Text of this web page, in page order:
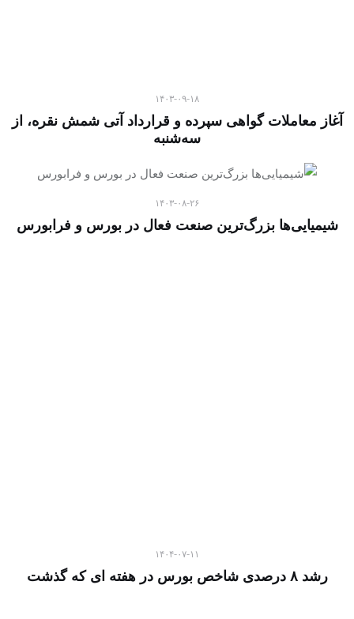
۱۴۰۳-۰۹-۱۸
آغاز معاملات گواهی سپرده و قرارداد آتی شمش نقره، از
سه‌شنبه
۱۴۰۳-۰۸-۲۶
شیمیایی‌ها بزرگ‌ترین صنعت فعال در بورس و فرابورس
۱۴۰۴-۰۷-۱۱
رشد ۸ درصدی شاخص بورس در هفته ای که گذشت